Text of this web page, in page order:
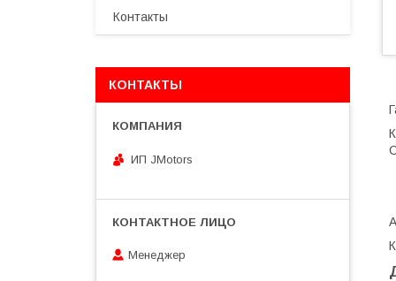
Контакты
КОНТАКТЫ
ИП JMotors
Менеджер